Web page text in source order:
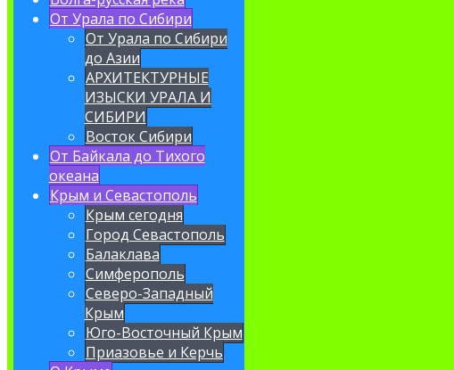
От Урала по Сибири
От Урала по Сибири
до Азии
АРХИТЕКТУРНЫЕ
ИЗЫСКИ УРАЛА И
СИБИРИ
Восток Сибири
От Байкала до Тихого
океана
Крым и Севастополь
Крым сегодня
Город Севастополь
Балаклава
Симферополь
Северо-Западный
Крым
Юго-Восточный Крым
Приазовье и Керчь